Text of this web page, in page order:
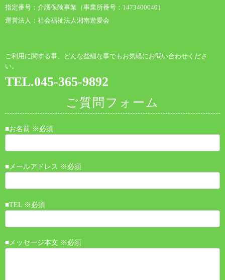
指定番号：介護保険事業（事業所番号：1473400040）
運営法人：社会福祉法人湘南遊愛会
ご利用に関する事、どんな些細な事でもお気軽にお問い合わせくださ
い。
TEL.045-365-9892
ご質問フォーム
■お名前 ※必須
■メールアドレス ※必須
■TEL ※必須
■メッセージ本文 ※必須